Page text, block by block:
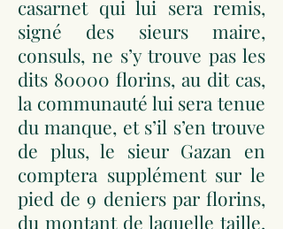
casarnet qui lui sera remis,
signé des sieurs maire,
consuls, ne s’y trouve pas les
dits 80000 florins, au dit cas,
la communauté lui sera tenue
du manque, et s’il s’en trouve
de plus, le sieur Gazan en
comptera supplément sur le
pied de 9 deniers par florins,
du montant de laquelle taille,